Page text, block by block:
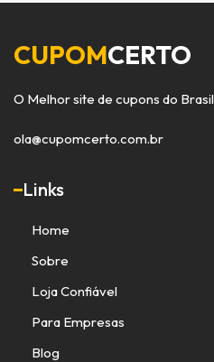
CUPOMCERTO
O Melhor site de cupons do Brasil
ola@cupomcerto.com.br
Links
Home
Sobre
Loja Confiável
Para Empresas
Blog